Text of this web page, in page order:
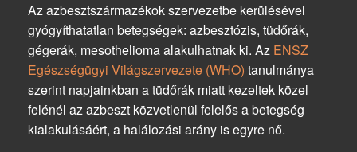
Az azbesztszármazékok szervezetbe kerülésével
gyógyíthatatlan betegségek: azbesztózis, tüdőrák,
gégerák, mesothelioma alakulhatnak ki. Az ENSZ
Egészségügyi Világszervezete (WHO) tanulmánya
szerint napjainkban a tüdőrák miatt kezeltek közel
felénél az azbeszt közvetlenül felelős a betegség
kialakulásáért, a halálozási arány is egyre nő.